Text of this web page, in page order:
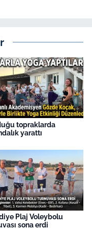
topraklarda
yarattı
Plaj Voleybolu
sona erdi